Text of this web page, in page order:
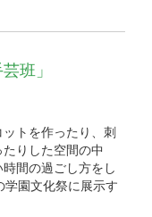
班」
トを作ったり、刺
りした空間の中
間の過ごし方をし
園文化祭に展示す